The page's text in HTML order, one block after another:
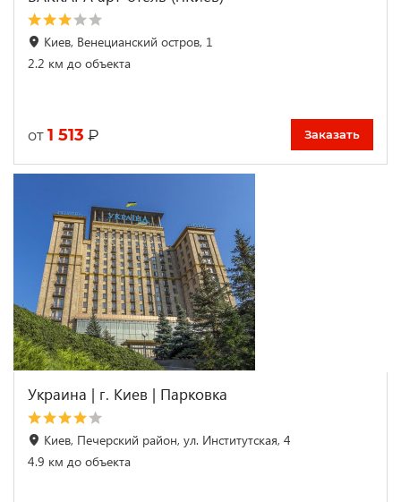
Киев, Венецианский остров, 1
2.2 км до объекта
от 1 513 ₽ Заказать
Украина | г. Киев | Парковка
Киев, Печерский район, ул. Институтская, 4
4.9 км до объекта